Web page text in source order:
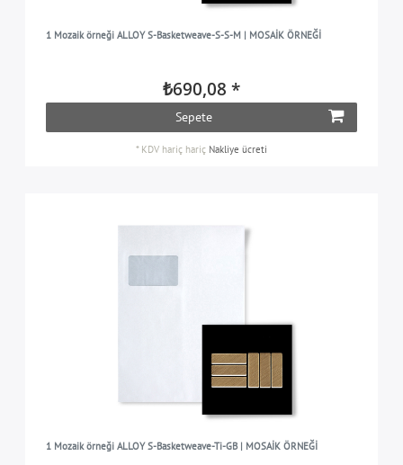
1 Mozaik örneği ALLOY S-Basketweave-S-S-M | MOSAİK ÖRNEĞİ
₺690,08 *
Sepete
* KDV hariç hariç Nakliye ücreti
1 Mozaik örneği ALLOY S-Basketweave-Ti-GB | MOSAİK ÖRNEĞİ